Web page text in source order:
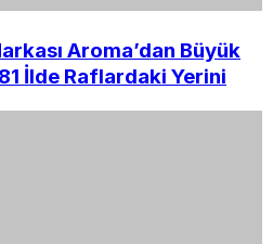
Aroma’dan Büyük
İlde Raflardaki Yerini